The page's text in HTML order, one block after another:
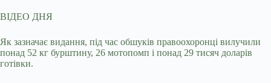
ВІДЕО ДНЯ
Як зазначає видання, під час обшуків правоохоронці вилучили
понад 52 кг бурштину, 26 мотопомп і понад 29 тисяч доларів
готівки.